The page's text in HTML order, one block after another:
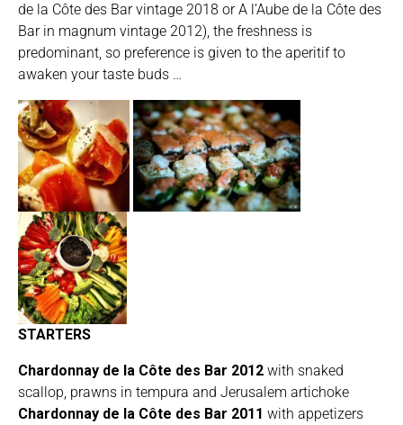
de la Côte des Bar vintage 2018 or A l’Aube de la Côte des
Bar in magnum vintage 2012), the freshness is
predominant, so preference is given to the aperitif to
awaken your taste buds …
STARTERS
Chardonnay de la Côte des Bar 2012 with snaked
scallop, prawns in tempura and Jerusalem artichoke
Chardonnay de la Côte des Bar 2011 with appetizers